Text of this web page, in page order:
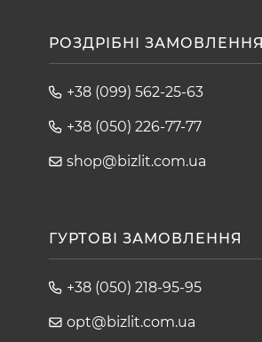
РОЗДРІБНІ ЗАМОВЛЕННЯ
+38 (099) 562-25-63
+38 (050) 226-77-77
shop@bizlit.com.ua
ГУРТОВІ ЗАМОВЛЕННЯ
+38 (050) 218-95-95
opt@bizlit.com.ua